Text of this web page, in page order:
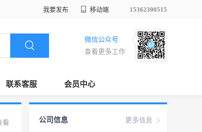
我要发布 移动端 15362300515
微信公众号
查看更多工作
联系客服 会员中心
看 更多信息
公司信息